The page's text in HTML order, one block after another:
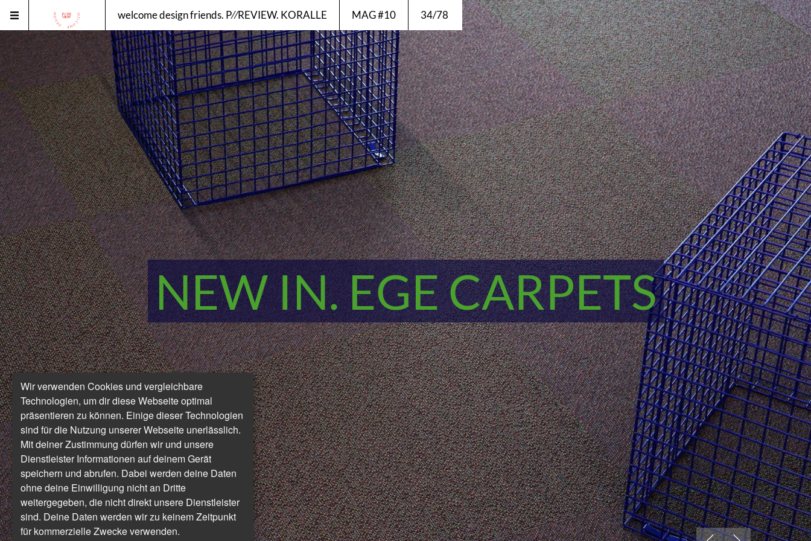
welcome design friends. P⁄⁄REVIEW. KORALLE MAG #10 34/78
NEW IN. EGE CARPETS
Wir verwenden Cookies und vergleichbare
Technologien, um dir diese Webseite optimal
präsentieren zu können. Einige dieser Technologien
sind für die Nutzung unserer Webseite unerlässlich.
Mit deiner Zustimmung dürfen wir und unsere
Dienstleister Informationen auf deinem Gerät
speichern und abrufen. Dabei werden deine Daten
ohne deine Einwilligung nicht an Dritte
weitergegeben, die nicht direkt unsere Dienstleister
sind. Deine Daten werden wir zu keinem Zeitpunkt
für kommerzielle Zwecke verwenden.